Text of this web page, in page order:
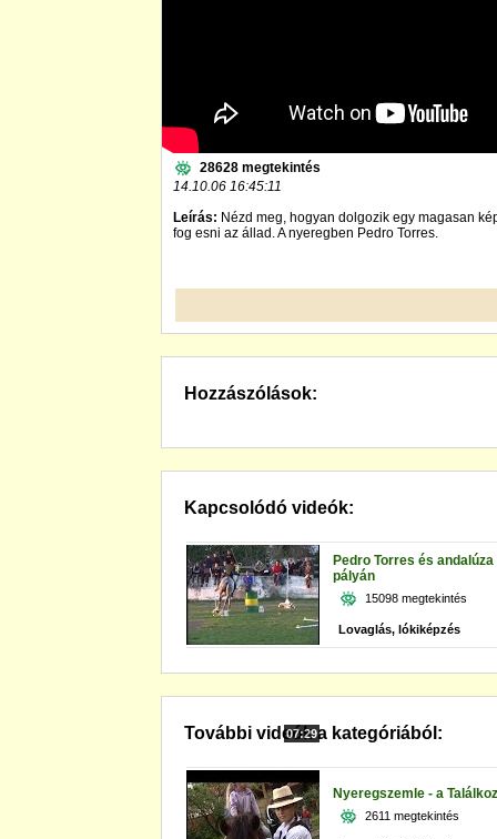
28628 megtekintés
14.10.06 16:45:11
Leírás: Nézd meg, hogyan dolgozik egy magasan
fog esni az állad. A nyeregben Pedro Torres.
Hozzászólások:
Kapcsolódó videók:
07:29
Pedro Torres és
pályán
15098 megtekintés
Lovaglás, lókiképzés
További videók a kategóriából:
Nyeregszemle - a
2611 megtekintés